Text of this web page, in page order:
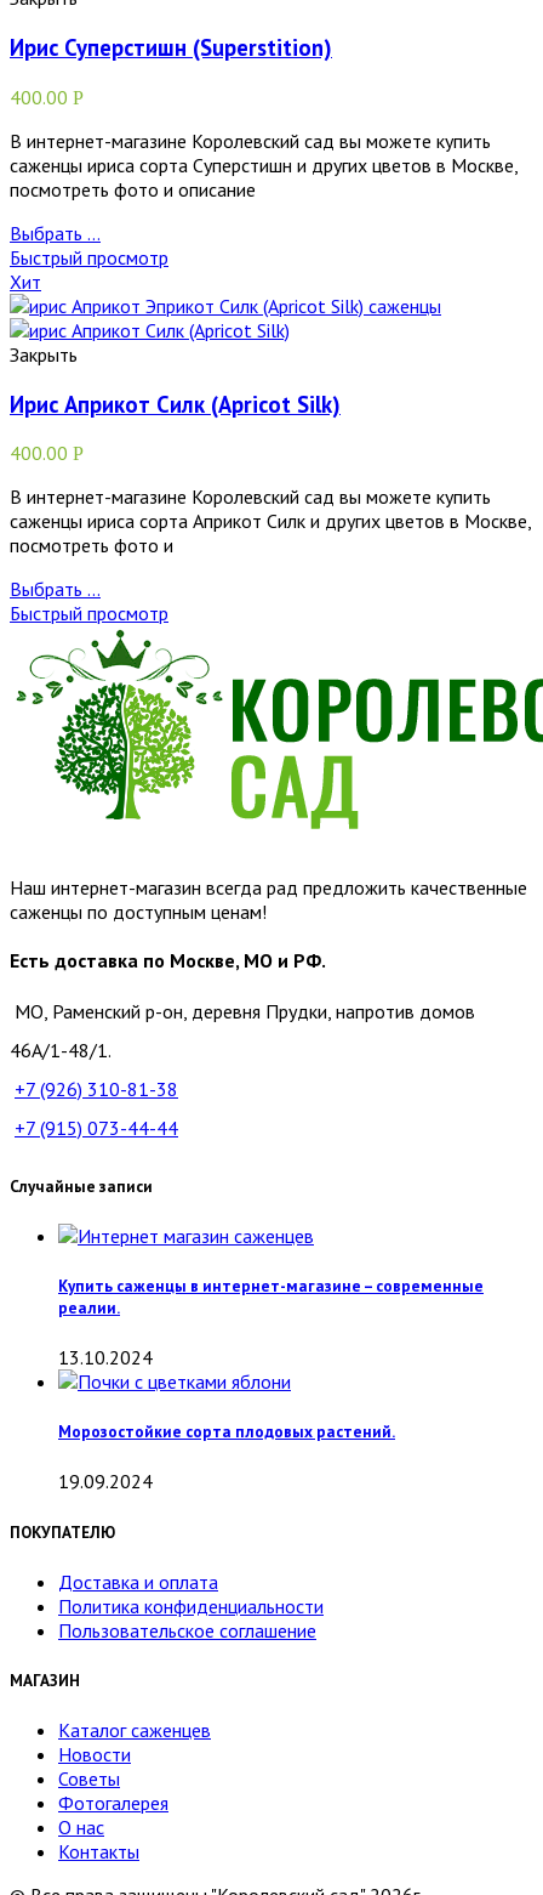
Ирис Суперстишн (Superstition)
400.00 Р
В интернет-магазине Королевский сад вы можете купить
саженцы ириса сорта Суперстишн и других цветов в Москве,
посмотреть фото и описание
Выбрать ...
Быстрый просмотр
Хит
Закрыть
Ирис Априкот Силк (Apricot Silk)
400.00 Р
В интернет-магазине Королевский сад вы можете купить
саженцы ириса сорта Априкот Силк и других цветов в Москве,
посмотреть фото и
Выбрать ...
Быстрый просмотр
Наш интернет-магазин всегда рад предложить качественные
саженцы по доступным ценам!
Есть доставка по Москве, МО и РФ.
МО, Раменский р-он, деревня Прудки, напротив домов
46А/1-48/1.
+7 (926) 310-81-38
+7 (915) 073-44-44
Случайные записи
Купить саженцы в интернет-магазине – современные
реалии.
13.10.2024
Морозостойкие сорта плодовых растений.
19.09.2024
ПОКУПАТЕЛЮ
Доставка и оплата
Политика конфиденциальности
Пользовательское соглашение
МАГАЗИН
Каталог саженцев
Новости
Советы
Фотогалерея
О нас
Контакты